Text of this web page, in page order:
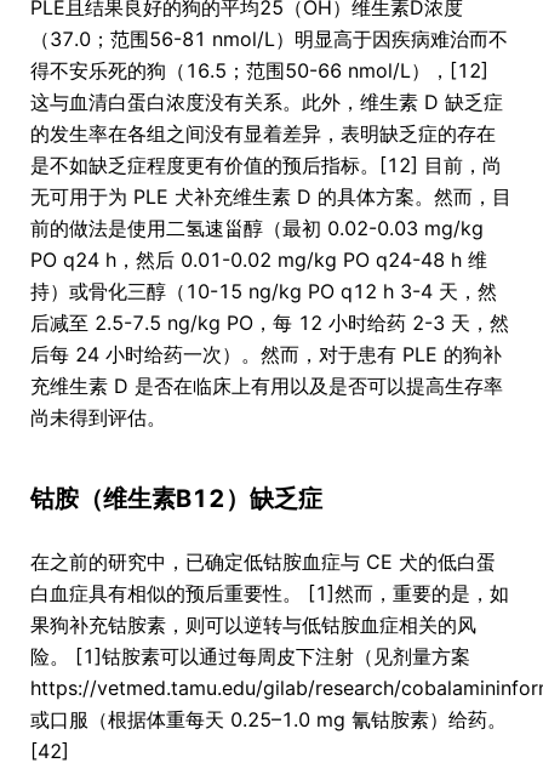
PLE且结果良好的狗的平均25（OH）维生素D浓度
（37.0；范围56-81 nmol/L）明显高于因疾病难治而不
得不安乐死的狗（16.5；范围50-66 nmol/L），[12]
这与血清白蛋白浓度没有关系。此外，维生素 D 缺乏症
的发生率在各组之间没有显着差异，表明缺乏症的存在
是不如缺乏症程度更有价值的预后指标。[12] 目前，尚
无可用于为 PLE 犬补充维生素 D 的具体方案。然而，目
前的做法是使用二氢速甾醇（最初 0.02-0.03 mg/kg
PO q24 h，然后 0.01-0.02 mg/kg PO q24-48 h 维
持）或骨化三醇（10-15 ng/kg PO q12 h 3-4 天，然
后减至 2.5-7.5 ng/kg PO，每 12 小时给药 2-3 天，然
后每 24 小时给药一次）。然而，对于患有 PLE 的狗补
充维生素 D 是否在临床上有用以及是否可以提高生存率
尚未得到评估。
钴胺（维生素B12）缺乏症
在之前的研究中，已确定低钴胺血症与 CE 犬的低白蛋
白血症具有相似的预后重要性。 [1]然而，重要的是，如
果狗补充钴胺素，则可以逆转与低钴胺血症相关的风
险。 [1]钴胺素可以通过每周皮下注射（见剂量方案
https://vetmed.tamu.edu/gilab/research/
或口服（根据体重每天 0.25–1.0 mg 氰钴胺素）给药。
[42]